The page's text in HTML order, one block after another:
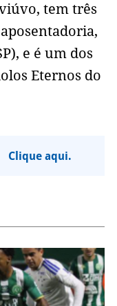
tem três
e é um dos
Eternos do
Clique aqui.